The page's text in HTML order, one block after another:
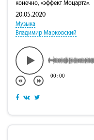
конечно, «эффект Моцарта».
20.05.2020
Музыка
Владимир Марковский
00:00